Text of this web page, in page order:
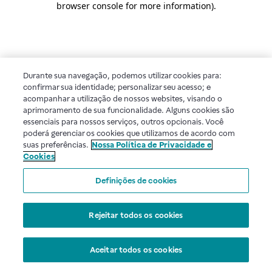
browser console for more information).
Durante sua navegação, podemos utilizar cookies para:
confirmar sua identidade; personalizar seu acesso; e
acompanhar a utilização de nossos websites, visando o
aprimoramento de sua funcionalidade. Alguns cookies são
essenciais para nossos serviços, outros opcionais. Você
poderá gerenciar os cookies que utilizamos de acordo com
suas preferências. Nossa Política de Privacidade e
Cookies
Definições de cookies
Rejeitar todos os cookies
Aceitar todos os cookies